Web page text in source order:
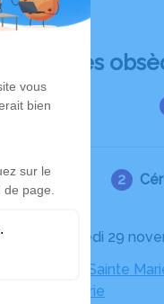
des
Le mercredi 29
Église de Sainte
Sainte Marie